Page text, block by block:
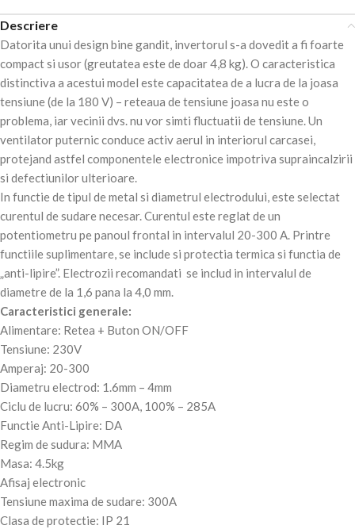
Descriere
Datorita unui design bine gandit, invertorul s-a dovedit a fi foarte
compact si usor (greutatea este de doar 4,8 kg). O caracteristica
distinctiva a acestui model este capacitatea de a lucra de la joasa
tensiune (de la 180 V) – reteaua de tensiune joasa nu este o
problema, iar vecinii dvs. nu vor simti fluctuatii de tensiune. Un
ventilator puternic conduce activ aerul in interiorul carcasei,
protejand astfel componentele electronice impotriva supraincalzirii
si defectiunilor ulterioare.
In functie de tipul de metal si diametrul electrodului, este selectat
curentul de sudare necesar. Curentul este reglat de un
potentiometru pe panoul frontal in intervalul 20-300 A. Printre
functiile suplimentare, se include si protectia termica si functia de
„anti-lipire”. Electrozii recomandati se includ in intervalul de
diametre de la 1,6 pana la 4,0 mm.
Caracteristici generale:
Alimentare: Retea + Buton ON/OFF
Tensiune: 230V
Amperaj: 20-300
Diametru electrod: 1.6mm – 4mm
Ciclu de lucru: 60% – 300A, 100% – 285A
Functie Anti-Lipire: DA
Regim de sudura: MMA
Masa: 4.5kg
Afisaj electronic
Tensiune maxima de sudare: 300A
Clasa de protectie: IP 21